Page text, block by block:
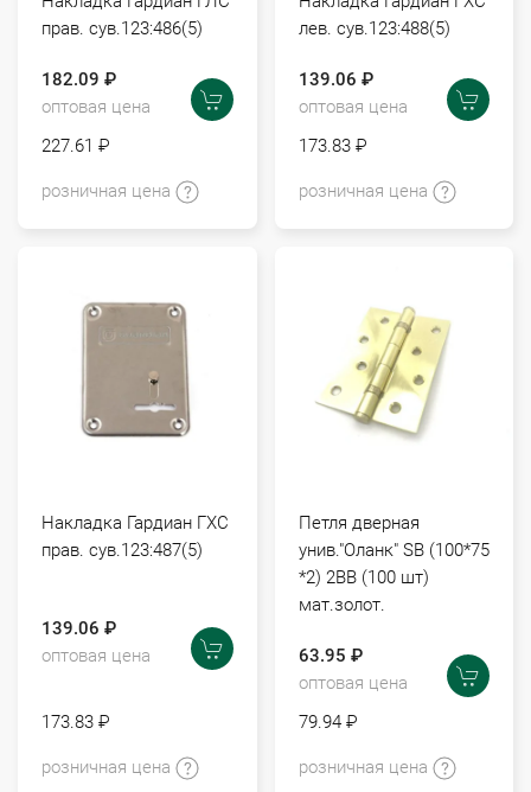
прав. сув.123:486(5)
182.09 ₽
оптовая цена
227.61 ₽
розничная цена
лев. сув.123:488(5)
139.06 ₽
оптовая цена
173.83 ₽
розничная цена
Накладка Гардиан ГХС
прав. сув.123:487(5)
139.06 ₽
оптовая цена
173.83 ₽
розничная цена
Петля дверная
унив."Оланк" SВ (100*75
*2) 2ВВ (100 шт)
мат.золот.
63.95 ₽
оптовая цена
79.94 ₽
розничная цена